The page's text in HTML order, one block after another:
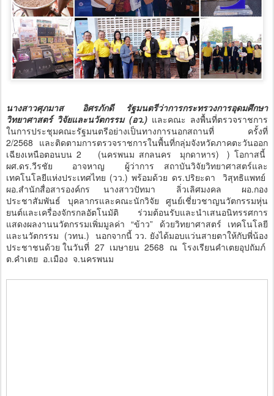
นางสาวศุภมาส อิศรภักดี รัฐมนตรีว่าการกระทรวงการอุดมศึกษา
วิทยาศาสตร์ วิจัยและนวัตกรรม (อว.)และคณะ ลงพื้นที่ตรวจราชการ
ในการประชุมคณะรัฐมนตรีอย่างเป็นทางการนอกสถานที่ ครั้งที่
2/2568 และติดตามการตรวจราชการในพื้นที่กลุ่มจังหวัดภาคตะวันออก
เฉียงเหนือตอนบน 2 (นครพนม สกลนคร มุกดาหาร) ) โอกาสนี้
ผศ.ดร.วีรชัย อาจหาญ ผู้ว่าการ สถาบันวิจัยวิทยาศาสตร์และ
เทคโนโลยีแห่งประเทศไทย (วว.) พร้อมด้วย ดร.ปริยะดา วิสุทธิแพทย์
ผอ.สำนักสื่อสารองค์กร นางสาวปัทมา ลิ่วเลิศมงคล ผอ.กอง
ประชาสัมพันธ์ บุคลากรและคณะนักวิจัย ศูนย์เชี่ยวชาญนวัตกรรมหุ่น
ยนต์และเครื่องจักรกลอัตโนมัติ ร่วมต้อนรับและนำเสนอนิทรรศการ
แสดงผลงานนวัตกรรมเพิ่มมูลค่า “ข้าว” ด้วยวิทยาศาสตร์ เทคโนโลยี
และนวัตกรรม (วทน.) นอกจากนี้ วว. ยังได้มอบแว่นสายตาให้กับพี่น้อง
ประชาชนด้วย ในวันที่ 27 เมษายน 2568 ณ โรงเรียนคำเตยอุปถัมภ์
ต.คำเตย อ.เมือง จ.นครพนม